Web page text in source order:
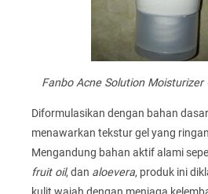
Fanbo Acne Solution Moisturizer
Diformulasikan dengan bahan
menawarkan tekstur gel yang
Mengandung bahan aktif alami
fruit oil, dan aloevera, produk ini